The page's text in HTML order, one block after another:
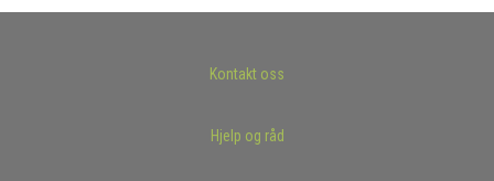
Kontakt oss
Hjelp og råd